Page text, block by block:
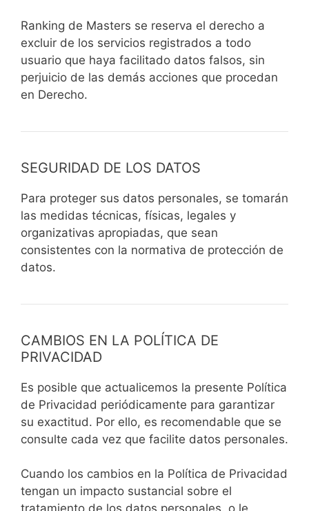
Ranking de Masters se reserva el derecho a
excluir de los servicios registrados a todo
usuario que haya facilitado datos falsos, sin
perjuicio de las demás acciones que procedan
en Derecho.
SEGURIDAD DE LOS DATOS
Para proteger sus datos personales, se tomarán
las medidas técnicas, físicas, legales y
organizativas apropiadas, que sean
consistentes con la normativa de protección de
datos.
CAMBIOS EN LA POLÍTICA DE
PRIVACIDAD
Es posible que actualicemos la presente Política
de Privacidad periódicamente para garantizar
su exactitud. Por ello, es recomendable que se
consulte cada vez que facilite datos personales.
Cuando los cambios en la Política de Privacidad
tengan un impacto sustancial sobre el